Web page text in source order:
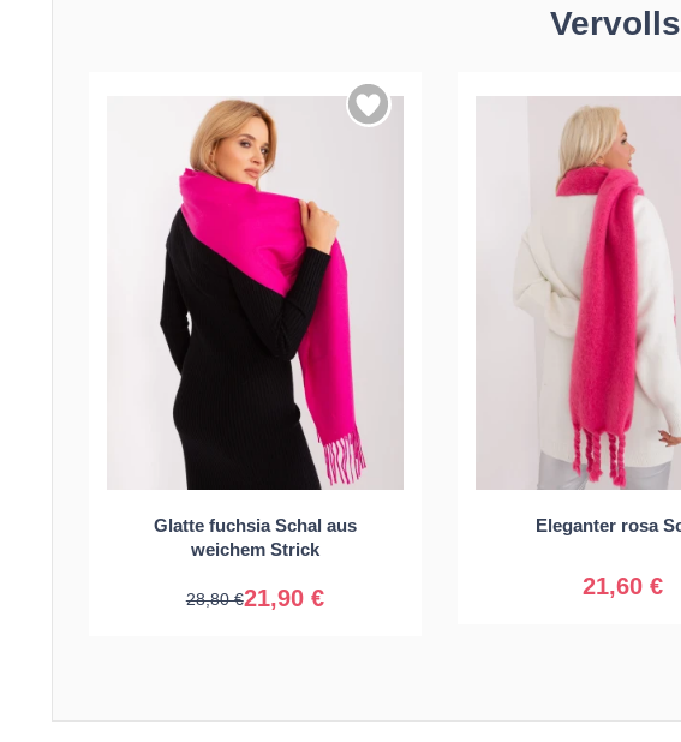
Glatte fuchsia Schal aus
weichem Strick
21,90 €
28,80 €
Universal Eleganter rosa
21,60 €
Universal